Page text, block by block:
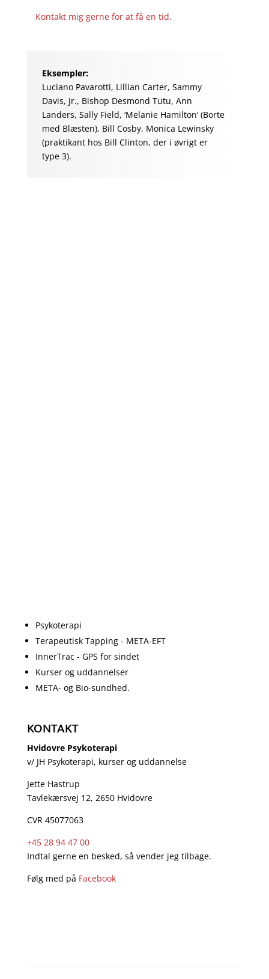
Kontakt mig gerne for at få en tid.
Eksempler:
Luciano Pavarotti, Lillian Carter, Sammy
Davis, Jr., Bishop Desmond Tutu, Ann
Landers, Sally Field, ‘Melanie Hamilton’ (Borte
med Blæsten), Bill Cosby, Monica Lewinsky
(praktikant hos Bill Clinton, der i øvrigt er
type 3).
Psykoterapi
Terapeutisk Tapping - META-EFT
InnerTrac - GPS for sindet
Kurser og uddannelser
META- og Bio-sundhed.
KONTAKT
Hvidovre Psykoterapi
v/ JH Psykoterapi, kurser og uddannelse
Jette Hastrup
Tavlekærsvej 12, 2650 Hvidovre
CVR 45077063
+45 28 94 47 00
Indtal gerne en besked, så vender jeg tilbage.
Følg med på Facebook